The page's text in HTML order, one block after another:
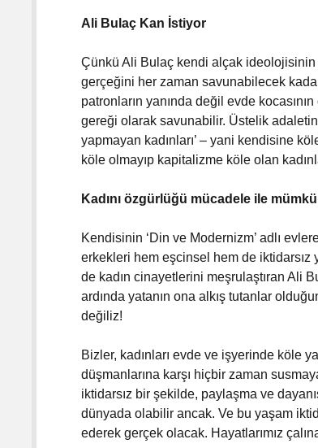
Ali Bulaç Kan İstiyor
Çünkü Ali Bulaç kendi alçak ideolojisinin
gerçeğini her zaman savunabilecek
patronların yanında değil evde
gereği olarak savunabilir. Üstelik
yapmayan kadınları’ – yani kendisine
köle olmayıp kapitalizme köle olan
Kadını özgürlüğü mücadele ile
Kendisinin ‘Din ve Modernizm’ adlı
erkekleri hem eşcinsel hem de iktidarsız
de kadın cinayetlerini meşrulaştıran Ali
ardında yatanın ona alkış tutanlar
değiliz!
Bizler, kadınları evde ve işyerinde köle
düşmanlarına karşı hiçbir zaman
iktidarsız bir şekilde, paylaşma ve
dünyada olabilir ancak. Ve bu yaşam
ederek gerçek olacak. Hayatlarımız